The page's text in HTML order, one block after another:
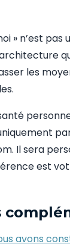
» n’est
les
Il sera
est
avons